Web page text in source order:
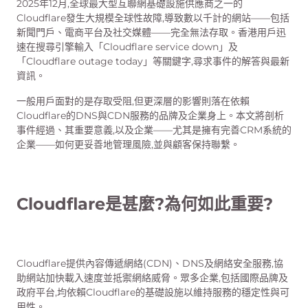
2025年12月,全球最大型互聯網基礎設施供應商之一的
Cloudflare發生大規模全球性故障,導致數以千計的網站——包括
新聞門戶、電商平台及社交媒體——完全無法存取。香港用戶迅
速在搜尋引擎輸入「Cloudflare service down」及
「Cloudflare outage today」等關鍵字,尋求事件的解答與最新
資訊。
一般用戶面對的是存取受阻,但更深層的影響則落在依賴
Cloudflare的DNS與CDN服務的品牌及企業身上。本文將剖析
事件經過、其重要意義,以及企業——尤其是擁有完善CRM系統的
企業——如何更妥善地管理風險,並與顧客保持聯繫。
Cloudflare是甚麼?為何如此重要?
Cloudflare提供內容傳遞網絡(CDN)、DNS及網絡安全服務,協
助網站加快載入速度並抵禦網絡威脅。眾多企業,包括國際品牌及
政府平台,均依賴Cloudflare的基礎設施以維持服務的穩定性與可